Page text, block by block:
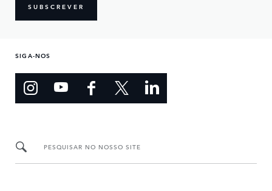
SUBSCREVER
SIGA-NOS
PESQUISAR NO NOSSO SITE